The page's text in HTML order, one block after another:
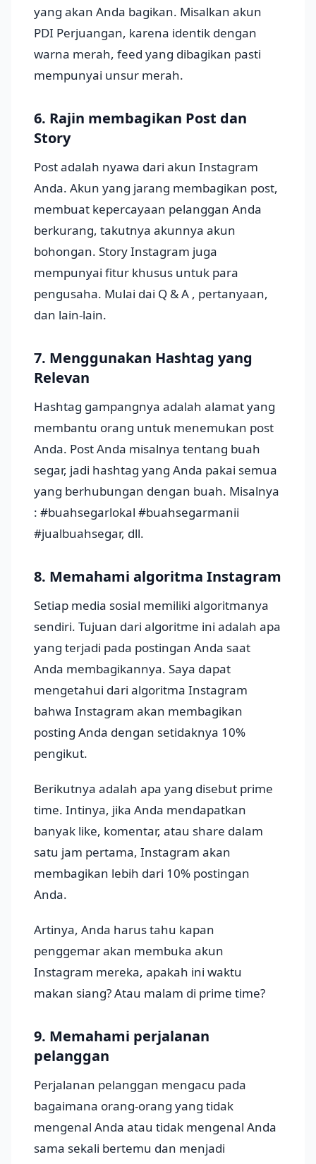
yang akan Anda bagikan. Misalkan akun
PDI Perjuangan, karena identik dengan
warna merah, feed yang dibagikan pasti
mempunyai unsur merah.
6. Rajin membagikan Post dan
Story
Post adalah nyawa dari akun Instagram
Anda. Akun yang jarang membagikan post,
membuat kepercayaan pelanggan Anda
berkurang, takutnya akunnya akun
bohongan. Story Instagram juga
mempunyai fitur khusus untuk para
pengusaha. Mulai dai Q & A , pertanyaan,
dan lain-lain.
7. Menggunakan Hashtag yang
Relevan
Hashtag gampangnya adalah alamat yang
membantu orang untuk menemukan post
Anda. Post Anda misalnya tentang buah
segar, jadi hashtag yang Anda pakai semua
yang berhubungan dengan buah. Misalnya
: #buahsegarlokal #buahsegarmanii
#jualbuahsegar, dll.
8. Memahami algoritma Instagram
Setiap media sosial memiliki algoritmanya
sendiri. Tujuan dari algoritme ini adalah apa
yang terjadi pada postingan Anda saat
Anda membagikannya. Saya dapat
mengetahui dari algoritma Instagram
bahwa Instagram akan membagikan
posting Anda dengan setidaknya 10%
pengikut.
Berikutnya adalah apa yang disebut prime
time. Intinya, jika Anda mendapatkan
banyak like, komentar, atau share dalam
satu jam pertama, Instagram akan
membagikan lebih dari 10% postingan
Anda.
Artinya, Anda harus tahu kapan
penggemar akan membuka akun
Instagram mereka, apakah ini waktu
makan siang? Atau malam di prime time?
9. Memahami perjalanan
pelanggan
Perjalanan pelanggan mengacu pada
bagaimana orang-orang yang tidak
mengenal Anda atau tidak mengenal Anda
sama sekali bertemu dan menjadi